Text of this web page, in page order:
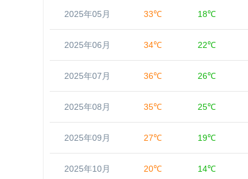
2025年05月 33℃ 18℃
2025年06月 34℃ 22℃
2025年07月 36℃ 26℃
2025年08月 35℃ 25℃
2025年09月 27℃ 19℃
2025年10月 20℃ 14℃